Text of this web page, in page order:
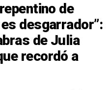
de
desgarrador”:
de Julia
recordó a